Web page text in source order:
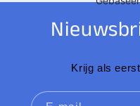
Krijg als